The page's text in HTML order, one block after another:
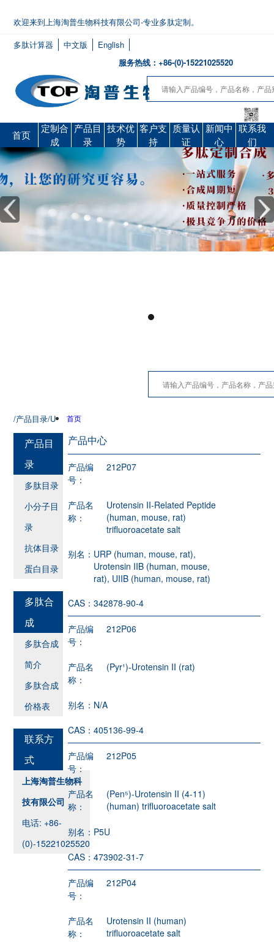
欢迎来到上海淘普生物科技有限公司-专业多肽定制。
多肽计算器
中文版
English
服务热线：+86-(0)-15221025520
首页
定制合
成
产品目
录
技术优
势
客户支
持
质量认
证
新闻中
心
联系我
们
首页
/产品目录/U
产品目
录
多肽目录
小分子目
录
抗体目录
蛋白目录
多肽合
成
多肽合成
简介
多肽合成
价格表
联系方
式
上海淘普生物科
技有限公司
电话: +86-
(0)-15221025520
产品中心
产品编
号：
212P07
产品名
称：
Urotensin II-Related Peptide
(human, mouse, rat)
trifluoroacetate salt
别名： URP (human, mouse, rat),
Urotensin IIB (human, mouse,
rat), UIIB (human, mouse, rat)
CAS：342878-90-4
产品编
号：
212P06
产品名
称：
(Pyr¹)-Urotensin II (rat)
别名： N/A
CAS：405136-99-4
产品编
号：
212P05
产品名
称：
(Pen⁵)-Urotensin II (4-11)
(human) trifluoroacetate salt
别名： P5U
CAS：473902-31-7
产品编
号：
212P04
产品名
称：
Urotensin II (human)
trifluoroacetate salt